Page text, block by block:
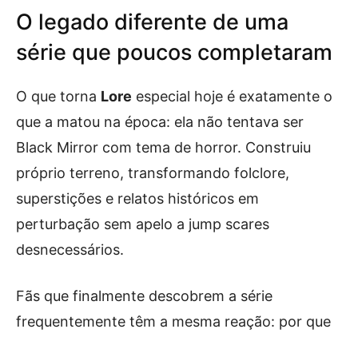
O legado diferente de uma
série que poucos completaram
O que torna Lore especial hoje é exatamente o
que a matou na época: ela não tentava ser
Black Mirror com tema de horror. Construiu
próprio terreno, transformando folclore,
superstições e relatos históricos em
perturbação sem apelo a jump scares
desnecessários.
Fãs que finalmente descobrem a série
frequentemente têm a mesma reação: por que